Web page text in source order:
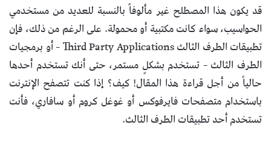
قد يكون هذا المصطلح غير مألوفاً بالنسبة للعديد من مستخدمي
الحواسيب، سواء كانت مكتبية أو محمولة. على الرغم من ذلك، فإن
تطبيقات الطرف الثالث Third Party Applications – أو برمجيات
الطرف الثالث – تستخدم بشكلٍ مستمر، حتى أنك تستخدم أحدها
حالياً من أجل قراءة هذا المقال! كيف؟ إذا كنت تتصفح الإنترنت
باستخدام متصفحات فايرفوكس أو غوغل كروم أو سافاري، فأنت
تستخدم أحد تطبيقات الطرف الثالث.